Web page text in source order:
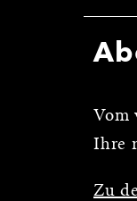
Vom
Ihre
Zu